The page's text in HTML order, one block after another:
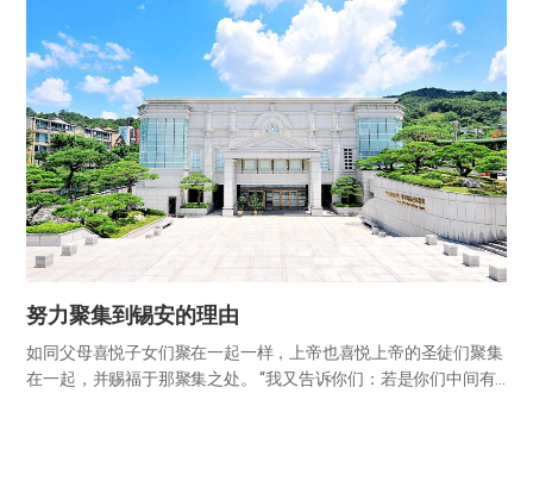
努力聚集到锡安的理由
如同父母喜悦子女们聚在一起一样，上帝也喜悦上帝的圣徒们聚集
在一起，并赐福于那聚集之处。 “我又告诉你们：若是你们中间有